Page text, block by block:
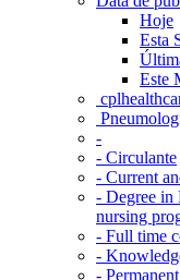
Hoje
Esta
Este
-
- Circulante
- Current
- Degree in
nursing
- Full time
-
-